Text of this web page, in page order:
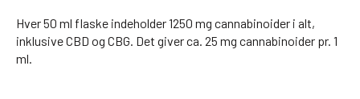
Hver 50 ml flaske indeholder 1250 mg cannabinoider i alt,
inklusive CBD og CBG. Det giver ca. 25 mg cannabinoider pr. 1
ml.